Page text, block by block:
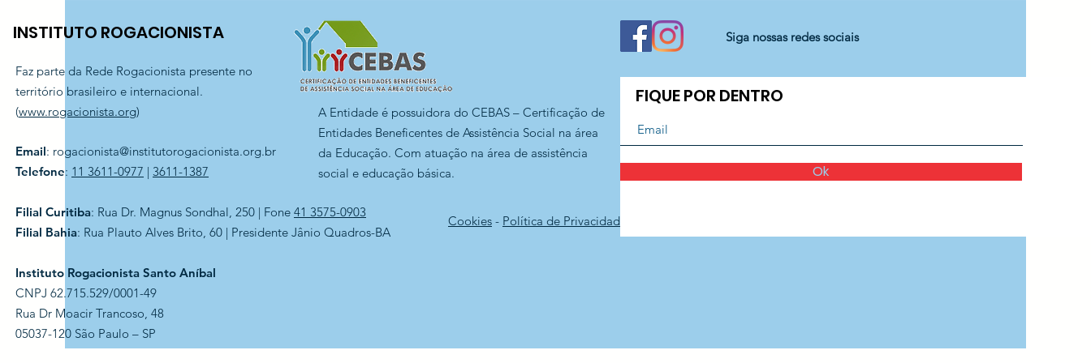
INSTITUTO ROGACIONISTA
Faz parte da Rede Rogacionista presente no
território brasileiro e internacional.
(www.rogacionista.org)
Email: rogacionista@institutorogacionista.org.br
Telefone: 11 3611-0977 | 3611-1387
Filial Curitiba: Rua Dr. Magnus Sondhal, 250 | Fone 41 3575-0903
Filial Bahia: Rua Plauto Alves Brito, 60 | Presidente Jânio Quadros-BA
Instituto Rogacionista Santo Aníbal
CNPJ 62.715.529/0001-49
Rua Dr Moacir Trancoso, 48
05037-120 São Paulo – SP
Cookies - Política de Privacidade
Siga nossas redes sociais
FIQUE POR DENTRO
Ok
A Entidade é possuidora do CEBAS – Certificação de
Entidades Beneficentes de Assistência Social na área
da Educação. Com atuação na área de assistência
social e educação básica.